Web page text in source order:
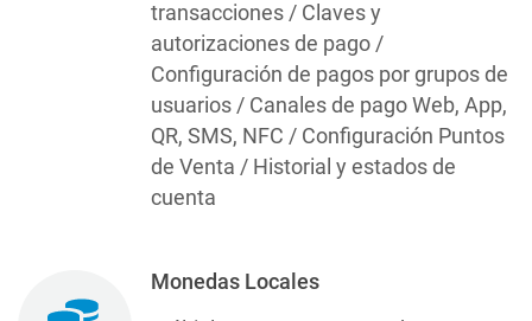
transacciones / Claves y
autorizaciones de pago /
Configuración de pagos por grupos de
usuarios / Canales de pago Web, App,
QR, SMS, NFC / Configuración Puntos
de Venta / Historial y estados de
cuenta
Monedas Locales